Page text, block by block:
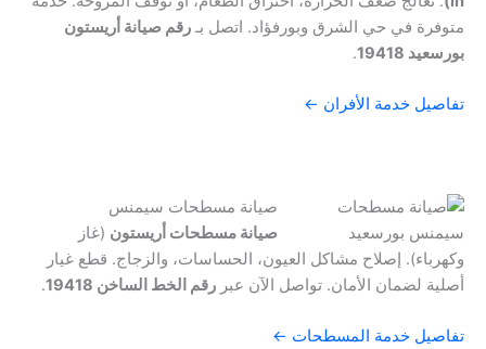
متوفرة في حي الشرق وبورفؤاد. اتصل بـ رقم صيانة أريستون
بورسعيد 19418
.
تفاصيل خدمة الأفران ←
صيانة مسطحات سيمنس
صيانة مسطحات أريستون (غاز
وكهرباء). إصلاح مشاكل العيون، الحساسات، والزجاج. قطع غيار
أصلية لضمان الأمان. تواصل الآن عبر رقم الخط الساخن 19418 .
تفاصيل خدمة المسطحات ←